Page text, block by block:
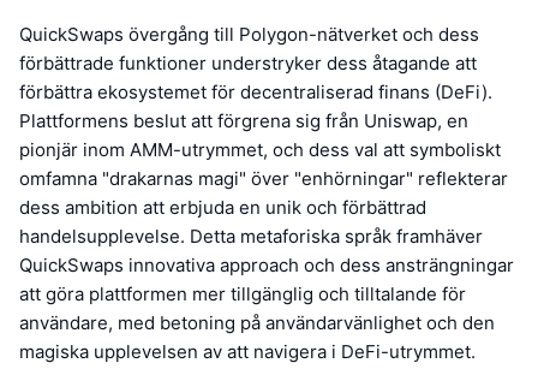
QuickSwaps övergång till Polygon-nätverket och dess
förbättrade funktioner understryker dess åtagande att
förbättra ekosystemet för decentraliserad finans (DeFi).
Plattformens beslut att förgrena sig från Uniswap, en
pionjär inom AMM-utrymmet, och dess val att symboliskt
omfamna "drakarnas magi" över "enhörningar" reflekterar
dess ambition att erbjuda en unik och förbättrad
handelsupplevelse. Detta metaforiska språk framhäver
QuickSwaps innovativa approach och dess ansträngningar
att göra plattformen mer tillgänglig och tilltalande för
användare, med betoning på användarvänlighet och den
magiska upplevelsen av att navigera i DeFi-utrymmet.